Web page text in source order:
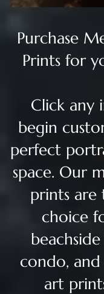
Purchase
Prints for
Click any
begin
perfect
space. Our
prints are
choice
condo,
art